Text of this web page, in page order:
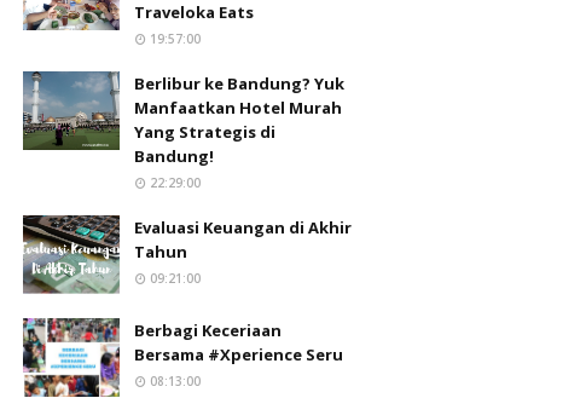
Traveloka Eats
19:57:00
Berlibur ke Bandung? Yuk
Manfaatkan Hotel Murah
Yang Strategis di
Bandung!
22:29:00
Evaluasi Keuangan di Akhir
Tahun
09:21:00
Berbagi Keceriaan
Bersama #Xperience Seru
08:13:00